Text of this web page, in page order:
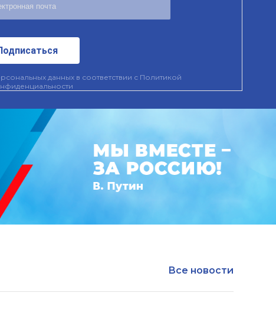
данных в соответствии с Политикой
Все новости